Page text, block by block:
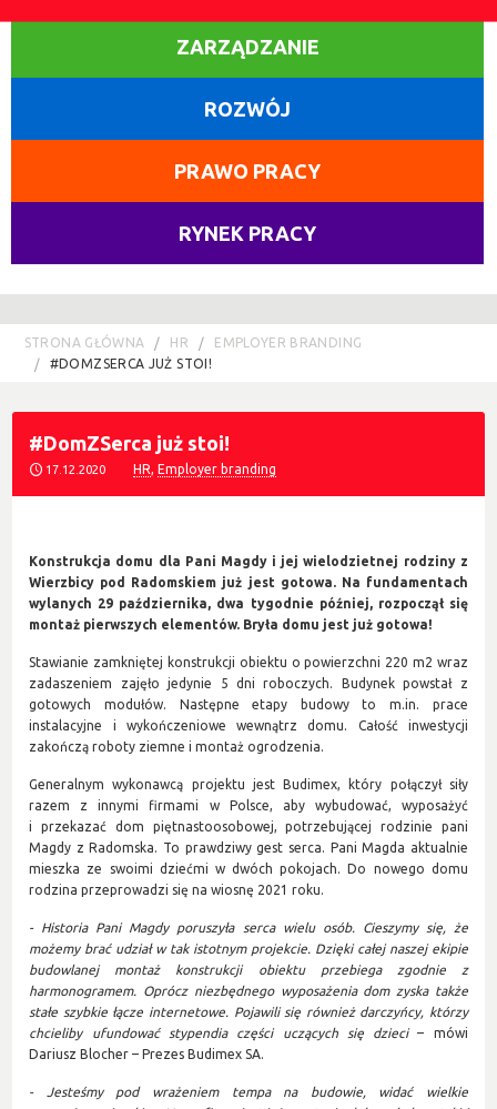
ZARZĄDZANIE
ROZWÓJ
PRAWO PRACY
RYNEK PRACY
STRONA GŁÓWNA HR
EMPLOYER BRANDING
#DOMZSERCA JUŻ STOI!
#DomZSerca już stoi!
17.12.2020 HR,Employer branding
Konstrukcja domu dla Pani Magdy i jej wielodzietnej rodziny z
Wierzbicy pod Radomskiem już jest gotowa. Na fundamentach
wylanych 29 października, dwa tygodnie później, rozpoczął się
montaż pierwszych elementów. Bryła domu jest już gotowa!
Stawianie zamkniętej konstrukcji obiektu o powierzchni 220 m2 wraz
zadaszeniem zajęło jedynie 5 dni roboczych. Budynek powstał z
gotowych modułów. Następne etapy budowy to m.in. prace
instalacyjne i wykończeniowe wewnątrz domu. Całość inwestycji
zakończą roboty ziemne i montaż ogrodzenia.
Generalnym wykonawcą projektu jest Budimex, który połączył siły
razem z innymi firmami w Polsce, aby wybudować, wyposażyć
i przekazać dom piętnastoosobowej, potrzebującej rodzinie pani
Magdy z Radomska. To prawdziwy gest serca. Pani Magda aktualnie
mieszka ze swoimi dziećmi w dwóch pokojach. Do nowego domu
rodzina przeprowadzi się na wiosnę 2021 roku.
- Historia Pani Magdy poruszyła serca wielu osób. Cieszymy się, że
możemy brać udział w tak istotnym projekcie. Dzięki całej naszej ekipie
budowlanej montaż konstrukcji obiektu przebiega zgodnie z
harmonogramem. Oprócz niezbędnego wyposażenia dom zyska także
stałe szybkie łącze internetowe. Pojawili się również darczyńcy, którzy
chcieliby ufundować stypendia części uczących się dzieci– mówi
Dariusz Blocher – Prezes Budimex SA.
- Jesteśmy pod wrażeniem tempa na budowie, widać wielkie